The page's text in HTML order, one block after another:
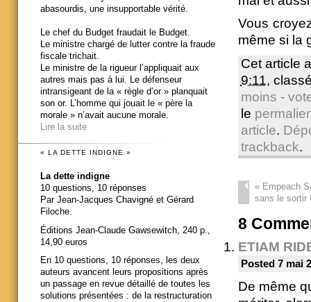
Vous
même si la
Cet article
9:11,
moins -
le
article.
trackback.
«Empeach
sans le sortir
8
ETIAM
Posted 7 mai
De même
abasourdis, une insupportable vérité.
Le chef du Budget fraudait le Budget.
Le ministre chargé de lutter contre la fraude
fiscale trichait.
Le ministre de la rigueur l’appliquait aux
autres mais pas à lui. Le défenseur
intransigeant de la « règle d’or » planquait
son or. L’homme qui jouait le « père la
morale » n’avait aucune morale.
Lire la suite
« LA DETTE INDIGNE »
La dette indigne
10 questions, 10 réponses
Par Jean-Jacques Chavigné et Gérard
Filoche.
Éditions Jean-Claude Gawsewitch, 240 p.,
14,90 euros
En 10 questions, 10 réponses, les deux
auteurs avancent leurs propositions après
un passage en revue détaillé de toutes les
solutions présentées : de la restructuration